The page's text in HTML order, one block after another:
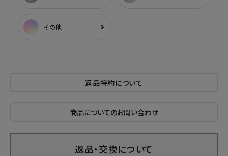
その他
返品特約について
商品についてのお問い合わせ
返品・交換について